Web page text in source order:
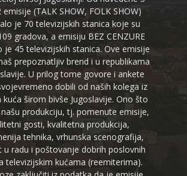
(TALK SHOW, FOLK SHOW)
je 70 televizijskih stanica koje su
gradova, a emisiju BEZ CENZURE
je 45 televizijskih stanica. Ove emisije
prepoznatljiv brend i u republikama
U prilog tome govore i ankete
dobili od naših kolega iz
kuća širom bivše Jugoslavije. Ono što
produkciju, tj. pomenute emisije,
gosti, kvalitetna produkcija,
tehnika, vrhunska scenografija,
u radu i poštovanje dobrih poslovnih
televizijskim kućama (reemiterima).